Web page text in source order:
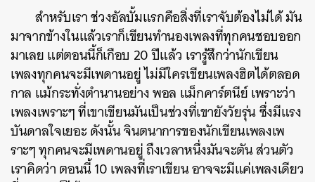
สำหรับเรา ช่วงอัลบั้มแรกคือสิ่งที่เราจับต้องไม่ได้ มัน
มาจากข้างในแล้วเราก็เขียนทำนองเพลงที่ทุกคนชอบออก
มาเลย แต่ตอนนี้ก็เกือบ 20 ปีแล้ว เรารู้สึกว่านักเขียน
เพลงทุกคนจะมีเพดานอยู่ ไม่มีใครเขียนเพลงฮิตได้ตลอด
กาล แม้กระทั่งตำนานอย่าง พอล แม็กคาร์ตนีย์ เพราะว่า
เพลงเพราะๆ ที่เขาเขียนมันเป็นช่วงที่เขายังวัยรุ่น ซึ่งมีแรง
บันดาลใจเยอะ ดังนั้น จินตนาการของนักเขียนเพลงเพ
ราะๆ ทุกคนจะมีเพดานอยู่ ถึงเวลาหนึ่งมันจะตัน ส่วนตัว
เราคิดว่า ตอนนี้ 10 เพลงที่เราเขียน อาจจะมีแค่เพลงเดียว